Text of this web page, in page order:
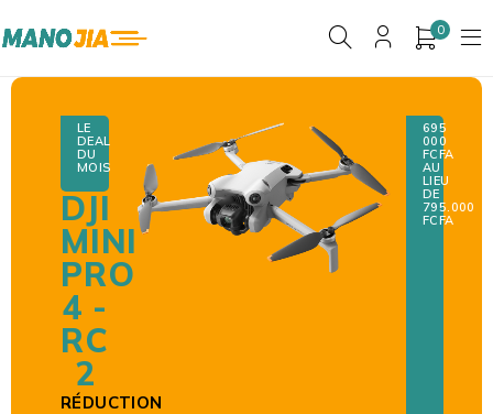
0
LE
DEAL
DU
MOIS
DJI
MINI
PRO
4 -
RC
2
RÉDUCTION
695
000
FCFA
AU
LIEU
DE
795.000
FCFA